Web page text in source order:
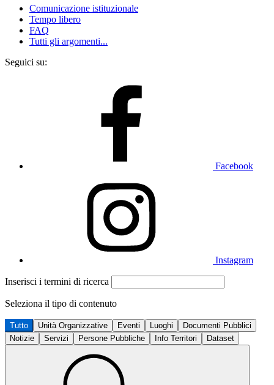
Comunicazione istituzionale
Tempo libero
FAQ
Tutti gli argomenti...
Seguici su:
Facebook
Instagram
Inserisci i termini di ricerca
Seleziona il tipo di contenuto
Tutto Unità Organizzative Eventi Luoghi
Documenti Pubblici
Notizie
Servizi Persone Pubbliche Info Territori Dataset